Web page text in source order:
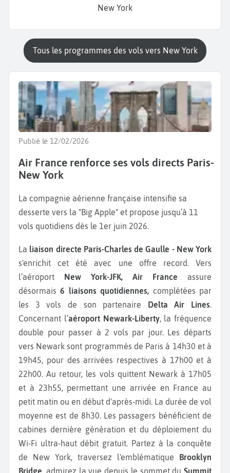
New York
Tous les programmes des vols vers New York
Publié le 12/02/2026
Air France renforce ses vols directs Paris-
New York
La compagnie aérienne française intensifie sa
desserte vers la "Big Apple" et propose jusqu’à 11
vols quotidiens dès le 1er juin 2026.
La liaison directe Paris-Charles de Gaulle - New York
s'enrichit cet été avec une offre record. Vers
l’aéroport
New York-JFK, Air France assure
désormais 6 liaisons quotidiennes, complétées par
les 3 vols de son partenaire
Delta Air Lines.
Concernant l’aéroport Newark-Liberty, la fréquence
double pour passer à 2 vols par jour. Les départs
vers Newark sont programmés de Paris à 14h30 et à
19h45, pour des arrivées respectives à 17h00 et à
22h00. Au retour, les vols quittent Newark à 17h05
et à 23h55, permettant une arrivée en France au
petit matin ou en début d'après-midi. La durée de vol
moyenne est de 8h30. Les passagers bénéficient de
cabines dernière génération et du déploiement du
Wi-Fi ultra-haut débit gratuit. Partez à la conquête
de New York, traversez l'emblématique Brooklyn
Bridge , admirez la vue depuis le sommet du Summit